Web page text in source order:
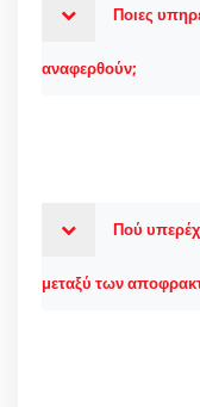
Ποιες
αναφερθούν;
Πού
μεταξύ των